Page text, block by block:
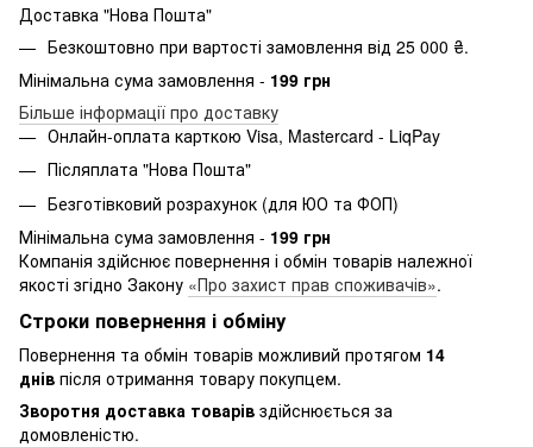
Доставка "Нова Пошта"
Безкоштовно при вартості замовлення від 25 000 ₴.
Мінімальна сума замовлення - 199 грн
Більше інформації про доставку
Онлайн-оплата карткою Visa, Mastercard - LiqPay
Післяплата "Нова Пошта"
Безготівковий розрахунок (для ЮО та ФОП)
Мінімальна сума замовлення - 199 грн
Компанія здійснює повернення і обмін товарів належної
якості згідно Закону «Про захист прав споживачів».
Строки повернення і обміну
Повернення та обмін товарів можливий протягом 14
днів після отримання товару покупцем.
Зворотня доставка товарів здійснюється за
домовленістю.